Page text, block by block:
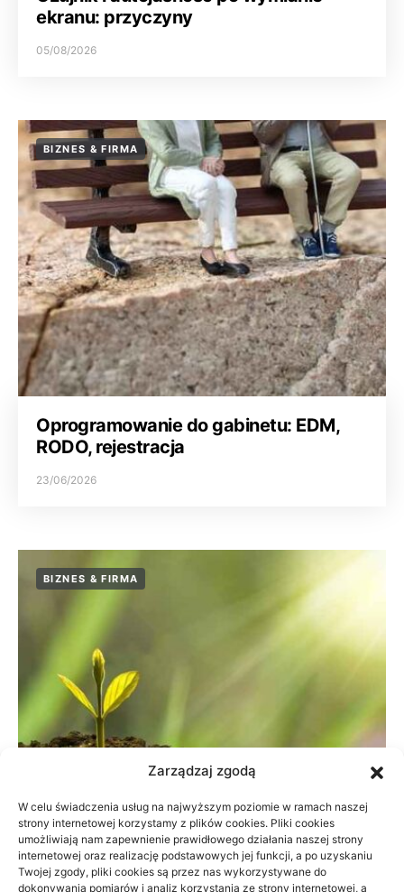
Zarządzaj zgodą
W celu świadczenia usług na najwyższym poziomie w ramach naszej
strony internetowej korzystamy z plików cookies. Pliki cookies
umożliwiają nam zapewnienie prawidłowego działania naszej strony
internetowej oraz realizację podstawowych jej funkcji, a po uzyskaniu
Twojej zgody, pliki cookies są przez nas wykorzystywane do
dokonywania pomiarów i analiz korzystania ze strony internetowej, a
ekranu: przyczyny
05/08/2026
BIZNES & FIRMA
Oprogramowanie do gabinetu: EDM,
RODO, rejestracja
23/06/2026
BIZNES & FIRMA
Dane do naliczenia wynagrodzeń w
małej firmie